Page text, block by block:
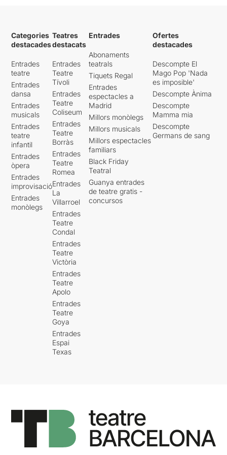
Categories
destacades
Entrades
teatre
Entrades
dansa
Entrades
musicals
Entrades
teatre
infantil
Entrades
òpera
Entrades
improvisació
Entrades
monòlegs
Teatres
destacats
Entrades
Teatre
Tívoli
Entrades
Teatre
Coliseum
Entrades
Teatre
Borràs
Entrades
Teatre
Romea
Entrades
La
Villarroel
Entrades
Teatre
Condal
Entrades
Teatre
Victòria
Entrades
Teatre
Apolo
Entrades
Teatre
Goya
Entrades
Espai
Texas
Entrades
Abonaments
teatrals
Tiquets Regal
Entrades
espectacles a
Madrid
Millors monòlegs
Millors musicals
Millors espectacles
familiars
Black Friday
Teatral
Guanya entrades
de teatre gratis -
concursos
Ofertes
destacades
Descompte El
Mago Pop 'Nada
es imposible'
Descompte Ànima
Descompte
Mamma mia
Descompte
Germans de sang